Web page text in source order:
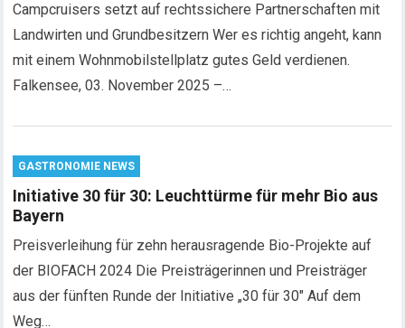
Campcruisers setzt auf rechtssichere Partnerschaften mit
Landwirten und Grundbesitzern Wer es richtig angeht, kann
mit einem Wohnmobilstellplatz gutes Geld verdienen.
Falkensee, 03. November 2025 –…
GASTRONOMIE NEWS
Initiative 30 für 30: Leuchttürme für mehr Bio aus
Bayern
Preisverleihung für zehn herausragende Bio-Projekte auf
der BIOFACH 2024 Die Preisträgerinnen und Preisträger
aus der fünften Runde der Initiative „30 für 30″ Auf dem
Weg…